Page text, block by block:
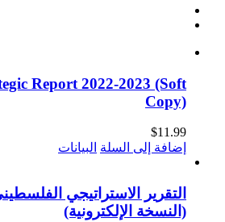
Report 2022-2023 (Soft
Copy)
$11.99
إضافة إلى السلة البيانات
(النسخة الإلكترونية)